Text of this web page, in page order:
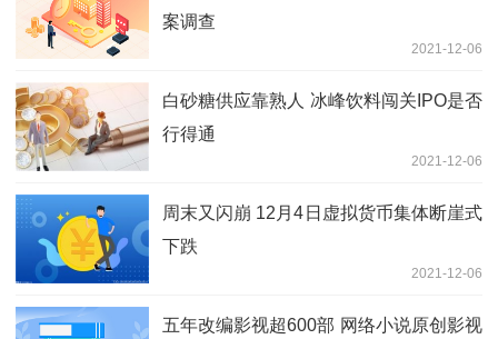
案调查
2021-12-06
白砂糖供应靠熟人 冰峰饮料闯关IPO是否
行得通
2021-12-06
周末又闪崩 12月4日虚拟货币集体断崖式
下跌
2021-12-06
五年改编影视超600部 网络小说原创影视